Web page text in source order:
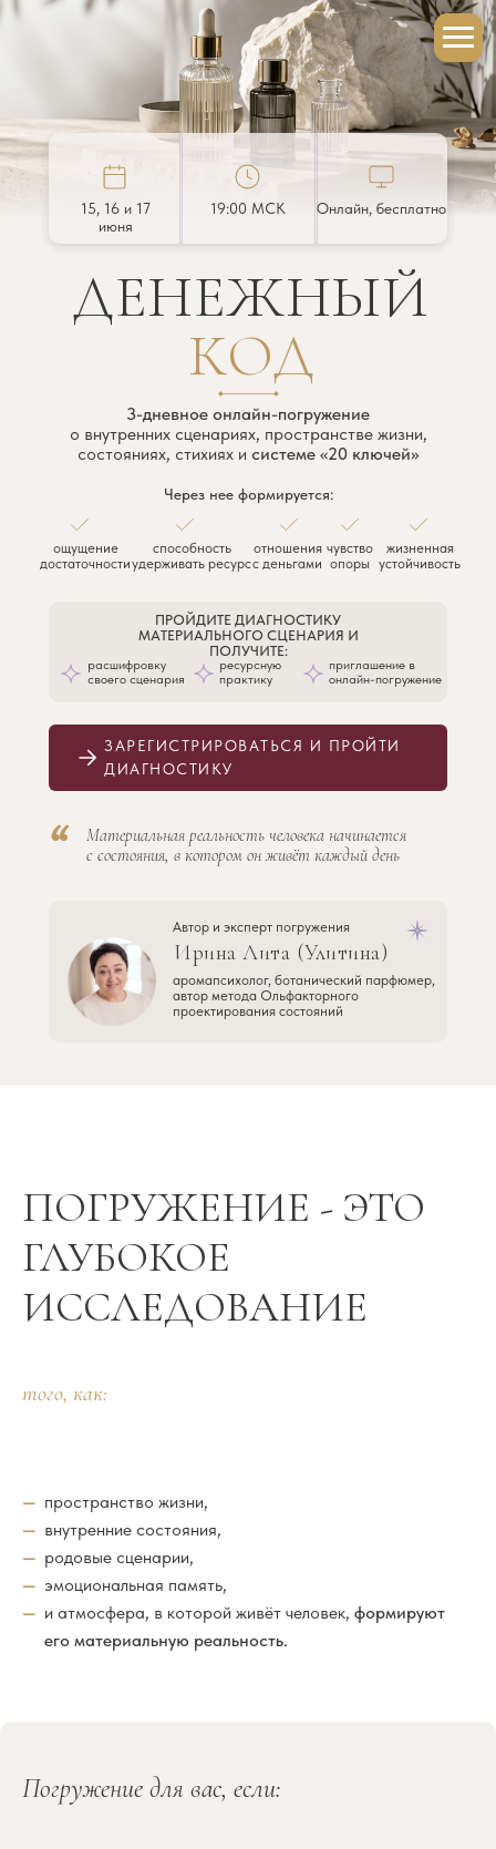
ЗАРЕГИСТРИРОВАТЬСЯ И ПРОЙТИ
ДИАГНОСТИКУ
КОД
ДЕНЕЖНЫЙ
жизненная
устойчивость
чувство
опоры
отношения
с деньгами
способность
удерживать ресурс
ощущение
достаточности
приглашение в
онлайн-погружение
ресурсную
практику
расшифровку
своего сценария
ПРОЙДИТЕ ДИАГНОСТИКУ
МАТЕРИАЛЬНОГО СЦЕНАРИЯ И
ПОЛУЧИТЕ:
Через нее формируется:
аромапсихолог, ботанический парфюмер,
автор метода Ольфакторного
проектирования состояний
Ирина Лита (Улитина)
Автор и эксперт погружения
3-дневное онлайн-погружение
о внутренних сценариях, пространстве жизни,
состояниях, стихиях и системе «20 ключей»
Онлайн, бесплатно
19:00 МСК
15, 16 и 17
июня
“
Материальная реальность человека начинается
с состояния, в котором он живёт каждый день
ПОГРУЖЕНИЕ - ЭТО
ГЛУБОКОЕ
ИССЛЕДОВАНИЕ
того, как:
пространство жизни,
внутренние состояния,
родовые сценарии,
эмоциональная память,
и атмосфера, в которой живёт человек, формируют
его материальную реальность.
Погружение для вас, если: